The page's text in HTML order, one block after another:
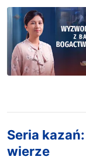
Seria
wierze